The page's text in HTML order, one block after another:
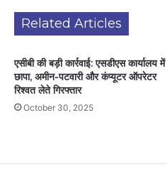
Related Articles
एसीबी की बड़ी कार्रवाई: एसडीएस कार्यालय में
छापा, अमीन-पटवारी और कंप्यूटर ऑपरेटर
रिश्वत लेते गिरफ्तार
October 30, 2025